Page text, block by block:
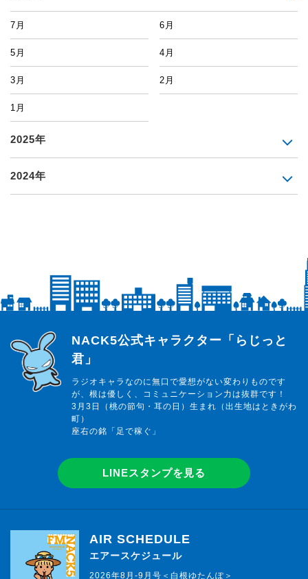
7月 6月
5月 4月
3月 2月
1月
2025年
2024年
らじっと君
NACK5公式キャラクター「らじっと
君」
ラジオキャラなのに無口で愛想がない変わりものです
が、根は優しく、コミュニケーション力は抜群です！
3月3日（桃の節句・耳の日）生まれ（出生地はときがわ
町）
座右の銘「足で稼ぐ」
LINEスタンプを見る
AIR SCHEDULE
エアースケジュール
2026年8月-9月号＜白根ゆたんぽ＞